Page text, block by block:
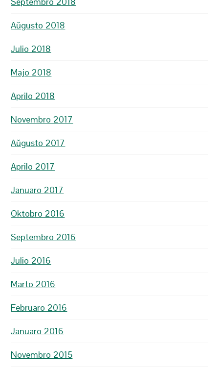
Aŭgusto 2018
Julio 2018
Majo 2018
Aprilo 2018
Novembro 2017
Aŭgusto 2017
Aprilo 2017
Januaro 2017
Oktobro 2016
Septembro 2016
Julio 2016
Marto 2016
Februaro 2016
Januaro 2016
Novembro 2015